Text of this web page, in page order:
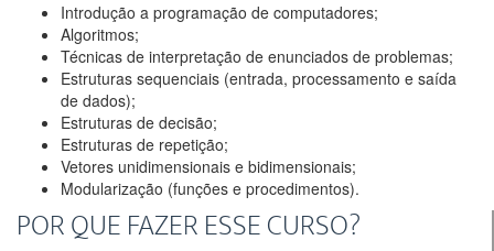
Introdução a programação de computadores;
Algoritmos;
Técnicas de interpretação de enunciados de problemas;
Estruturas sequenciais (entrada, processamento e saída
de dados);
Estruturas de decisão;
Estruturas de repetição;
Vetores unidimensionais e bidimensionais;
Modularização (funções e procedimentos).
POR QUE FAZER ESSE CURSO?